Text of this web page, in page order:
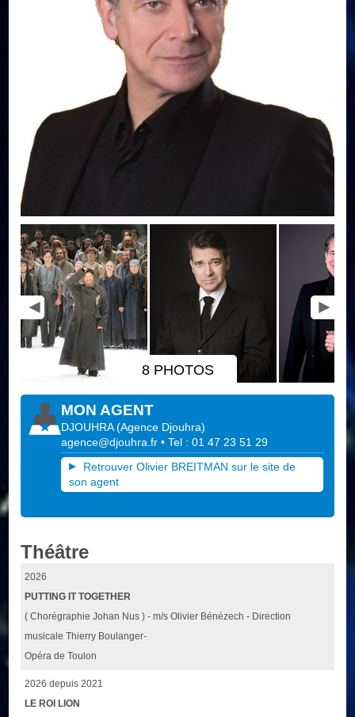
8 PHOTOS
MON AGENT
DJOUHRA (Agence Djouhra)
agence@djouhra.fr • Tel : 01 47 23 51 29
Retrouver Olivier BREITMAN sur le site de
son agent
Théâtre
2026
PUTTING IT TOGETHER
( Chorégraphie Johan Nus ) - m/s Olivier Bénézech - Direction
musicale Thierry Boulanger-
Opéra de Toulon
2026 depuis 2021
LE ROI LION